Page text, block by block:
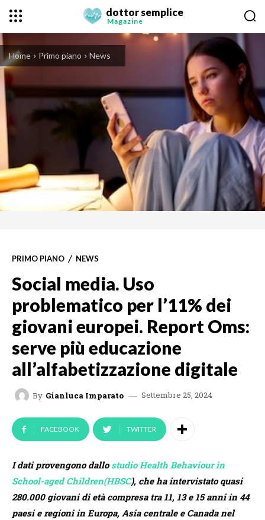
dottor semplice
Magazine
Home Primo piano News
PRIMO PIANO NEWS
Social media. Uso
problematico per l’11% dei
giovani europei. Report Oms:
serve più educazione
all’alfabetizzazione digitale
By Gianluca Imparato Settembre 25, 2024
FACEBOOK TWITTER
I dati provengono dallostudio Health Behaviour in
School-aged Children(HBSC), che ha intervistato quasi
280.000 giovani di età compresa tra 11, 13 e 15 anni in 44
paesi e regioni in Europa, Asia centrale e Canada nel